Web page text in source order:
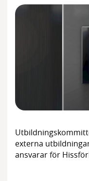
externa
ansvarar för